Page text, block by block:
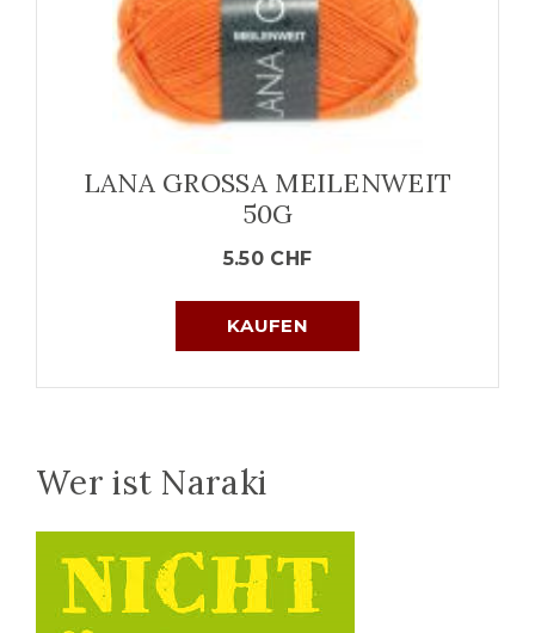
LANA GROSSA MEILENWEIT
50G
5.50 CHF
KAUFEN
Wer ist Naraki